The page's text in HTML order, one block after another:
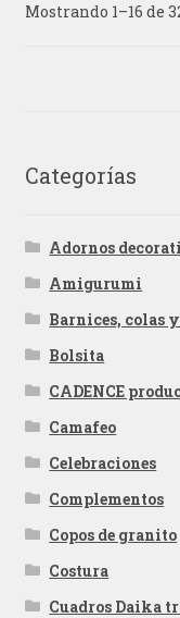
Mostrando 1–16 de
Categorías
Adornos
Amigurumi
Barnices, colas
Bolsita
CADENCE
Camafeo
Celebraciones
Complementos
Copos de granito
Costura
Cuadros Daika